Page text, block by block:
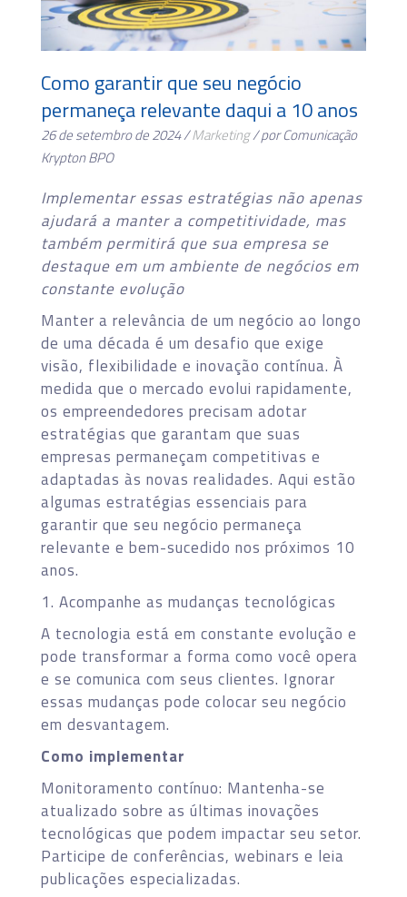
Como garantir que seu negócio
permaneça relevante daqui a 10 anos
26 de setembro de 2024 /Marketing/ por Comunicação
Krypton BPO
Implementar essas estratégias não apenas
ajudará a manter a competitividade, mas
também permitirá que sua empresa se
destaque em um ambiente de negócios em
constante evolução
Manter a relevância de um negócio ao longo
de uma década é um desafio que exige
visão, flexibilidade e inovação contínua. À
medida que o mercado evolui rapidamente,
os empreendedores precisam adotar
estratégias que garantam que suas
empresas permaneçam competitivas e
adaptadas às novas realidades. Aqui estão
algumas estratégias essenciais para
garantir que seu negócio permaneça
relevante e bem-sucedido nos próximos 10
anos.
1. Acompanhe as mudanças tecnológicas
A tecnologia está em constante evolução e
pode transformar a forma como você opera
e se comunica com seus clientes. Ignorar
essas mudanças pode colocar seu negócio
em desvantagem.
Como implementar
Monitoramento contínuo: Mantenha-se
atualizado sobre as últimas inovações
tecnológicas que podem impactar seu setor.
Participe de conferências, webinars e leia
publicações especializadas.